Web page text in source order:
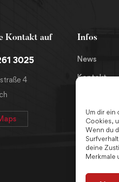
Um dir ein
Cookies,
Wenn du
deine
Merkmale
Kontakt auf
3025
4
Infos
News
Kontakt
Cookie-